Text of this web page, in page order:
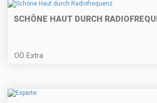
SCHÖNE HAUT DURCH
OÖ Extra